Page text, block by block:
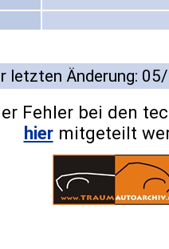
letzten Änderung:
Fehler bei den
hiermitgeteilt